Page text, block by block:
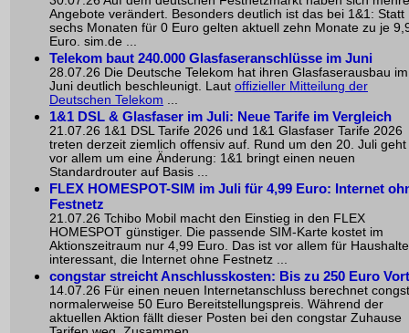
Angebote verändert. Besonders deutlich ist das bei 1&1: Statt
sechs Monaten für 0 Euro gelten aktuell zehn Monate zu je
Euro. sim.de ...
Telekom baut 240.000 Glasfaseranschlüsse im Juni
28.07.26 Die Deutsche Telekom hat ihren Glasfaserausbau im
Juni deutlich beschleunigt. Laut offizieller Mitteilung der
Deutschen Telekom ...
1&1 DSL & Glasfaser im Juli: Neue Tarife im Vergleich
21.07.26 1&1 DSL Tarife 2026 und 1&1 Glasfaser Tarife 2026
treten derzeit ziemlich offensiv auf. Rund um den 20. Juli geht
vor allem um eine Änderung: 1&1 bringt einen neuen
Standardrouter auf Basis ...
FLEX HOMESPOT-SIM im Juli für 4,99 Euro: Internet
Festnetz
21.07.26 Tchibo Mobil macht den Einstieg in den FLEX
HOMESPOT günstiger. Die passende SIM-Karte kostet im
Aktionszeitraum nur 4,99 Euro. Das ist vor allem für Haushalte
interessant, die Internet ohne Festnetz ...
congstar streicht Anschlusskosten: Bis zu 250 Euro
14.07.26 Für einen neuen Internetanschluss berechnet
normalerweise 50 Euro Bereitstellungspreis. Während der
aktuellen Aktion fällt dieser Posten bei den congstar Zuhause